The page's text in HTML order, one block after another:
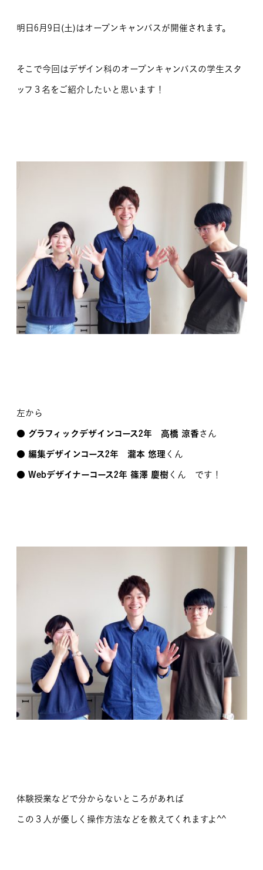
明日6月9日(土)はオープンキャンパスが開催されます。
そこで今回はデザイン科のオープンキャンパスの学生スタ
ッフ３名をご紹介したいと思います！
左から
● グラフィックデザインコース2年 高橋 涼香 さん
● 編集デザインコース2年 瀧本 悠理 くん
● Webデザイナーコース2年 篠澤 慶樹くん です！
体験授業などで分からないところがあれば
この３人が優しく操作方法などを教えてくれますよ^^